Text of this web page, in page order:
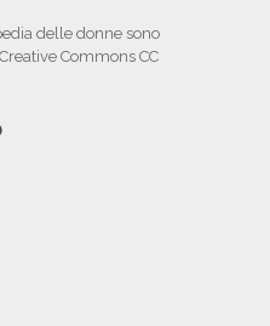
delle donne sono
Commons CC